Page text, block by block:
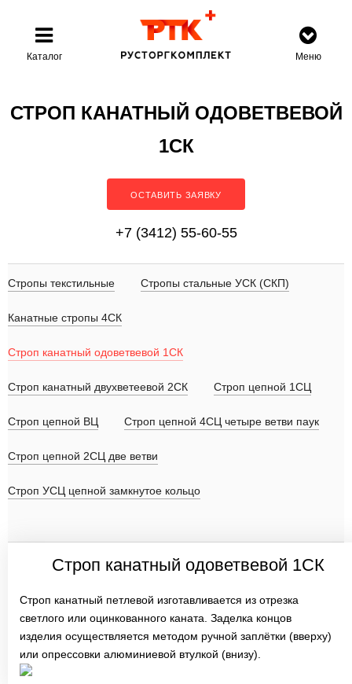
Каталог Меню
СТРОП КАНАТНЫЙ ОДОВЕТВЕВОЙ
1СК
ОСТАВИТЬ ЗАЯВКУ
+7 (3412) 55-60-55
Стропы текстильные Стропы стальные УСК (СКП)
Канатные стропы 4СК
Строп канатный одоветвевой 1СК
Строп канатный двухветеевой 2СК Строп цепной 1СЦ
Строп цепной ВЦ Строп цепной 4СЦ четыре ветви паук
Строп цепной 2СЦ две ветви
Строп УСЦ цепной замкнутое кольцо
Строп канатный одоветвевой 1СК
Строп канатный петлевой изготавливается из отрезка
светлого или оцинкованного каната. Заделка концов
изделия осуществляется методом ручной заплётки (вверху)
или опрессовки алюминиевой втулкой (внизу).